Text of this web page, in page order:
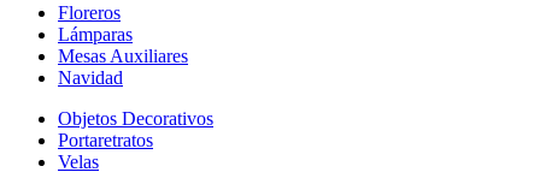
Floreros
Lámparas
Mesas Auxiliares
Navidad
Objetos Decorativos
Portaretratos
Velas